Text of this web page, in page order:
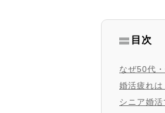
目次
なぜ50代
婚活疲れは
シニア婚活